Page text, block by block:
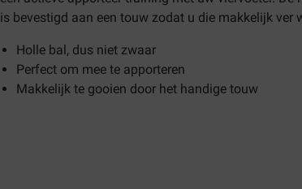
is bevestigd aan een touw zodat u die makkelijk ver
Holle bal, dus niet zwaar
Perfect om mee te apporteren
Makkelijk te gooien door het handige touw